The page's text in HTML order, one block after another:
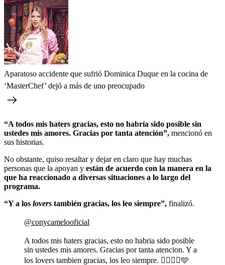
Aparatoso accidente que sufrió Dominica Duque en la cocina de
‘MasterChef’ dejó a más de uno preocupado
“A todos mis haters gracias, esto no habría sido posible sin
ustedes mis amores. Gracias por tanta atención”, mencionó en
sus historias.
No obstante, quiso resaltar y dejar en claro que hay muchas
personas que la apoyan y están de acuerdo con la manera en la
que ha reaccionado a diversas situaciones a lo largo del
programa.
“Y a los lovers también gracias, los leo siempre”, finalizó.
@conycamelooficial
A todos mis haters gracias, esto no habria sido posible
sin ustedes mis amores. Gracias por tanta atencion. Y a
los lovers tambien gracias, los leo siempre. ❤️‍🔥🤘🏽🩵